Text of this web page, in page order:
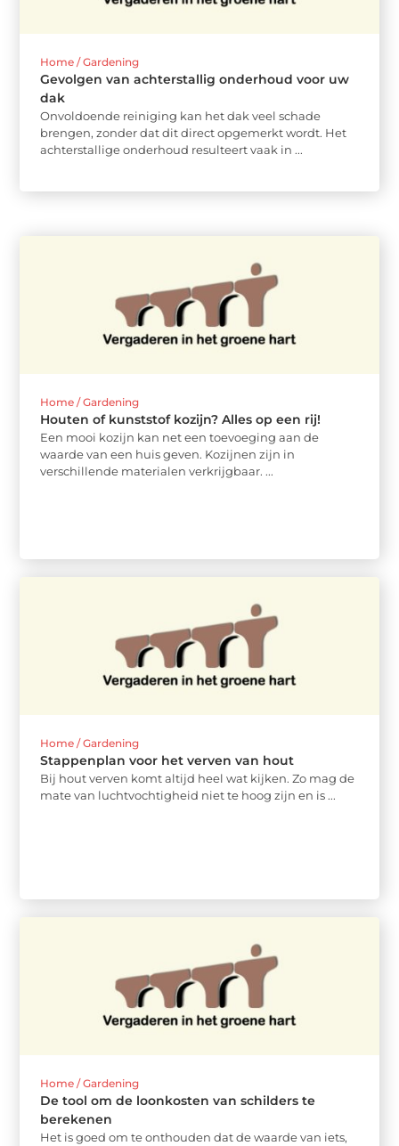
Home / Gardening
Gevolgen van achterstallig onderhoud voor uw
dak
Onvoldoende reiniging kan het dak veel schade
brengen, zonder dat dit direct opgemerkt wordt. Het
achterstallige onderhoud resulteert vaak in ...
Home / Gardening
Houten of kunststof kozijn? Alles op een rij!
Een mooi kozijn kan net een toevoeging aan de
waarde van een huis geven. Kozijnen zijn in
verschillende materialen verkrijgbaar. ...
Home / Gardening
Stappenplan voor het verven van hout
Bij hout verven komt altijd heel wat kijken. Zo mag de
mate van luchtvochtigheid niet te hoog zijn en is ...
Home / Gardening
De tool om de loonkosten van schilders te
berekenen
Het is goed om te onthouden dat de waarde van iets,